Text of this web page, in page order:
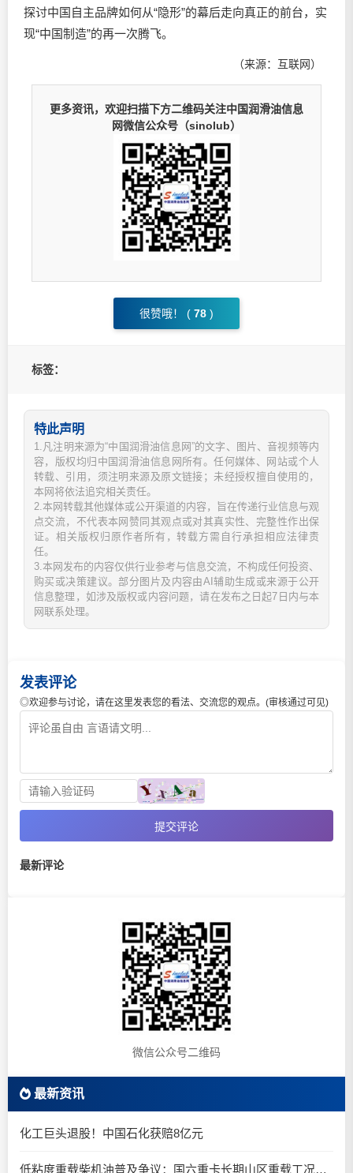
探讨中国自主品牌如何从“隐形”的幕后走向真正的前台，实
现“中国制造”的再一次腾飞。
（来源：互联网）
更多资讯，欢迎扫描下方二维码关注中国润滑油信息
网微信公众号（sinolub）
很赞哦！ ( 78 )
标签：
特此声明
1.凡注明来源为“中国润滑油信息网”的文字、图片、音视频等内
容，版权均归中国润滑油信息网所有。任何媒体、网站或个人
转载、引用，须注明来源及原文链接；未经授权擅自使用的，
本网将依法追究相关责任。
2.本网转载其他媒体或公开渠道的内容，旨在传递行业信息与观
点交流，不代表本网赞同其观点或对其真实性、完整性作出保
证。相关版权归原作者所有，转载方需自行承担相应法律责
任。
3.本网发布的内容仅供行业参考与信息交流，不构成任何投资、
购买或决策建议。部分图片及内容由AI辅助生成或来源于公开
信息整理，如涉及版权或内容问题，请在发布之日起7日内与本
网联系处理。
发表评论
◎欢迎参与讨论，请在这里发表您的看法、交流您的观点。(审核通过可见)
提交评论
最新评论
微信公众号二维码
最新资讯
化工巨头退股！中国石化获赔8亿元
低粘度重载柴机油普及争议：国六重卡长期山区重载工况是否适合0W-20柴油机油？